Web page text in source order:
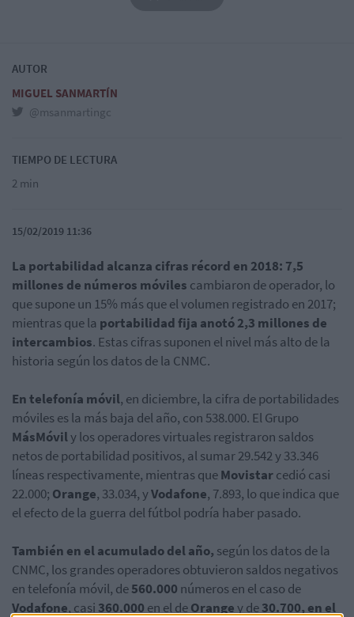
AUTOR
MIGUEL SANMARTÍN
@msanmartingc
TIEMPO DE LECTURA
2 min
15/02/2019 11:36
La portabilidad alcanza cifras récord en 2018: 7,5
millones de números móviles cambiaron de operador, lo
que supone un 15% más que el volumen registrado en 2017;
mientras que la portabilidad fija anotó 2,3 millones de
intercambios. Estas cifras suponen el nivel más alto de la
historia según los datos de la CNMC.
En telefonía móvil, en diciembre, la cifra de portabilidades
móviles es la más baja del año, con 538.000. El Grupo
MásMóvily los operadores virtuales registraron saldos
netos de portabilidad positivos, al sumar 29.542 y 33.346
líneas respectivamente, mientras queMovistarcedió casi
22.000; Orange, 33.034, yVodafone, 7.893, lo que indica que
el efecto de la guerra del fútbol podría haber pasado.
También en el acumulado del año, según los datos de la
CNMC, los grandes operadores obtuvieron saldos negativos
en telefonía móvil, de560.000 números en el caso de
Vodafone, casi 360.000 en el deOrangey de30.700, en el